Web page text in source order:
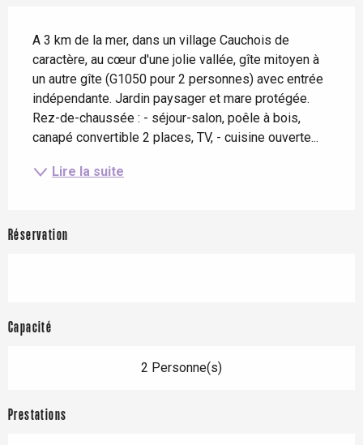
A 3 km de la mer, dans un village Cauchois de
caractère, au cœur d'une jolie vallée, gîte mitoyen à
un autre gîte (G1050 pour 2 personnes) avec entrée
indépendante. Jardin paysager et mare protégée.
Rez-de-chaussée : - séjour-salon, poêle à bois,
canapé convertible 2 places, TV, - cuisine ouverte...
Lire la suite
Réservation
Capacité
2 Personne(s)
Prestations